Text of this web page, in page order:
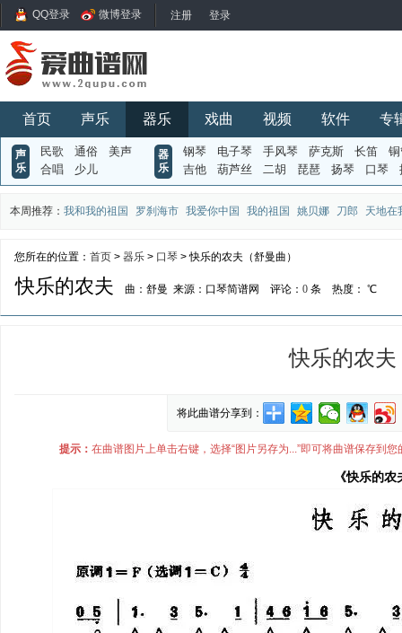
QQ登录 微博登录
首页 声乐 器乐 戏曲 视频 软件 专
声
乐
民歌 通俗
美声
合唱
少儿
器
乐
钢琴 电子琴 手风琴 萨克斯 长笛
吉他
葫芦丝 二胡 琵琶 扬琴 口琴
本周推荐： 我和我的祖国 罗刹海市 我爱你中国 我的祖国 姚贝娜 刀郎 天地在
您所在的位置： 首页 > 器乐 > 口琴 > 快乐的农夫（舒曼曲）
快乐的农夫 曲：舒曼 来源：口琴简谱网 评论： 0 条 热度： ℃
快乐的农
将此曲谱分享到：
提示： 在曲谱图片上单击右键，选择“图片另存为...”即可将曲谱保存到
《快乐的